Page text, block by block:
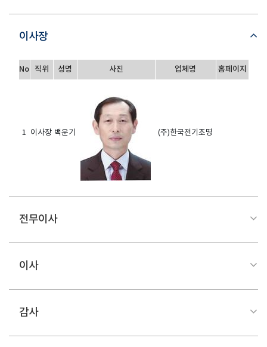
이사장
No 직위 성명 사진 업체명 홈페이지
1 이사장 백운기 (주)한국전기조명
전무이사
이사
감사